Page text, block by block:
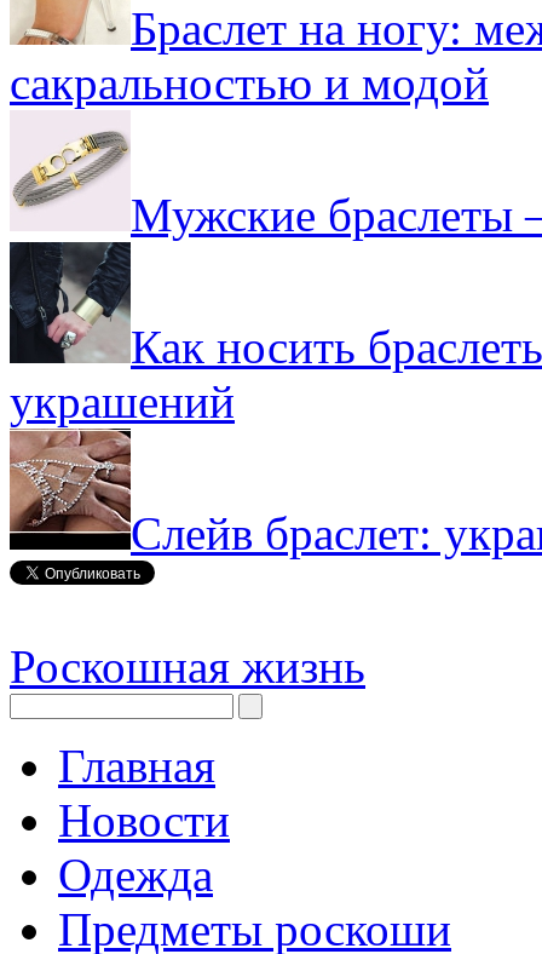
Браслет на ногу:
сакральностью и модой
Мужские браслеты
Как носить
украшений
Слейв браслет:
Роскошная жизнь
Главная
Новости
Одежда
Предметы роскоши